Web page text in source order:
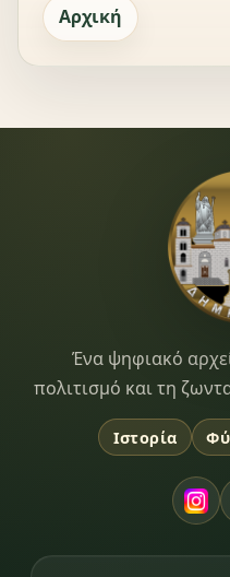
Αρχική
Dimitsana.gr
Ένα ψηφιακό
πολιτισμό και τη
Ιστορία